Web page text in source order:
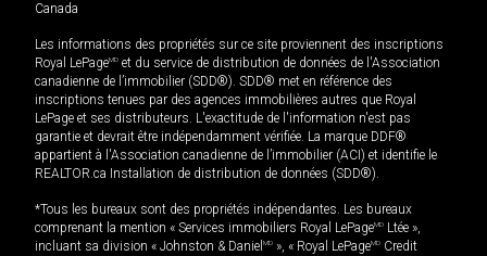
Canada
Les informations des propriétés sur ce site proviennent des inscriptions
Royal LePageMD et du service de distribution de données de l'Association
canadienne de l’immobilier (SDD®). SDD® met en référence des
inscriptions tenues par des agences immobilières autres que Royal
LePage et ses distributeurs. L'exactitude de l'information n'est pas
garantie et devrait être indépendamment vérifiée. La marque DDF®
appartient à l'Association canadienne de l’immobilier (ACI) et identifie le
REALTOR.ca Installation de distribution de données (SDD®).
*Tous les bureaux sont des propriétés indépendantes. Les bureaux
comprenant la mention « Services immobiliers Royal LePageMD Ltée »,
incluant sa division « Johnston & Daniel MD », « Royal LePageMD Credit